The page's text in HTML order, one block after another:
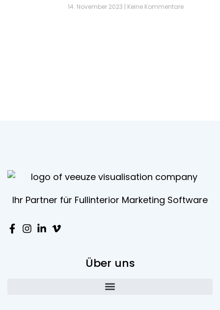
14. November 2023 Keine Kommentare
Ihr Partner für Fullinterior Marketing Software
Über uns